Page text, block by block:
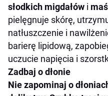
słodkich migdałów i
pielęgnuje skórę,
natłuszczenie i
barierę lipidową,
uczucie napięcia i
Zadbaj o dłonie
Nie zapominaj o